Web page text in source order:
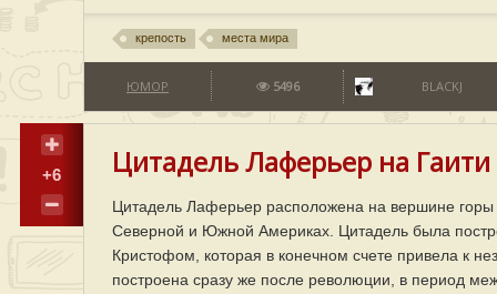
крепость места мира
ЮМОР 5496 BLACKJ
+6 Цитадель Лаферьер на Гаити
Цитадель Лаферьер расположена на вершине
Северной и Южной Америках. Цитадель была
Кристофом, которая в конечном счете привела к
построена сразу же после революции, в период